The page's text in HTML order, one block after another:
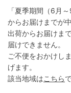
「夏季期間（6月
からお届けまでが
出荷からお届けま
届けできません。
ご不便をおかけし
げます。
該当地域はこちら